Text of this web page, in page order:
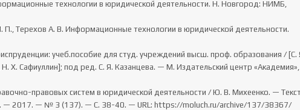
Х. Сафиуллин]; под ред. С. Я. Казанцева. — М. Издательский центр «Академия»,
— 2017. — № 3 (137). — С. 38-40. — URL: https://moluch.ru/archive/137/38367/